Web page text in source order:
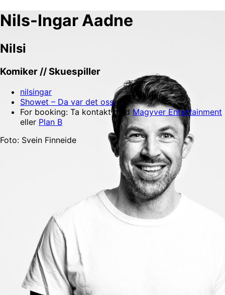
Nils-Ingar Aadne
Nilsi
Komiker // Skuespiller
nilsingar
Showet – Da var det oss
For booking: Ta kontakt medMagyver Entertainment
eller Plan B
Foto: Svein Finneide